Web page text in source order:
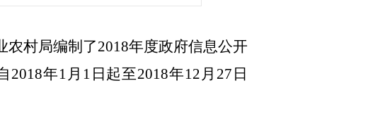
农村局编制了2018年度政府信息公开
年1月1日起至2018年12月27日